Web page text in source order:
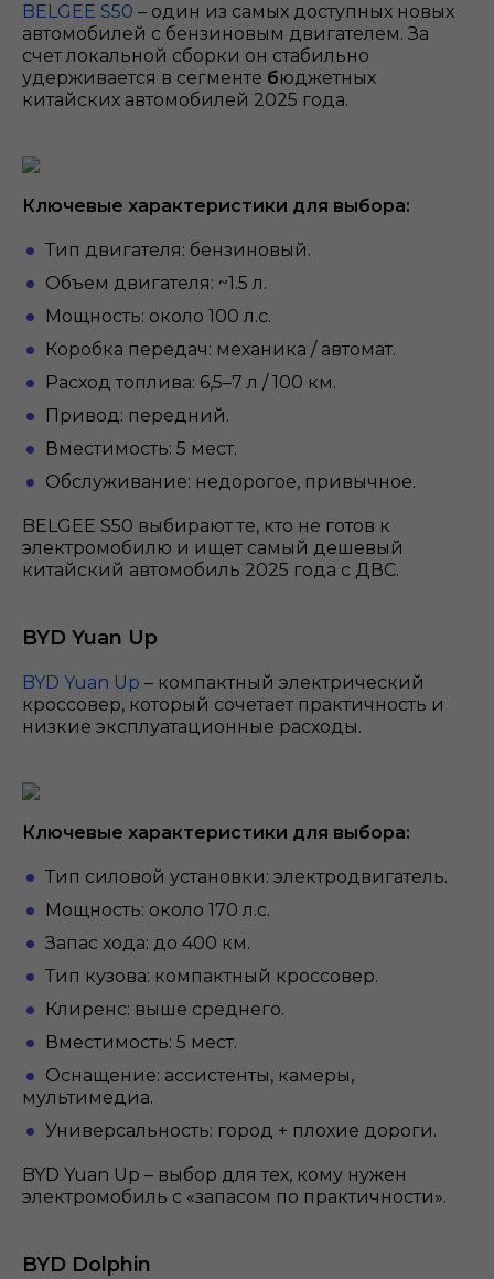
BELGEE S50 – один из самых доступных новых
автомобилей с бензиновым двигателем. За
счет локальной сборки он стабильно
удерживается в сегменте бюджетных
китайских автомобилей 2025 года.
Ключевые характеристики для выбора:
Тип двигателя: бензиновый.
Объем двигателя: ~1.5 л.
Мощность: около 100 л.с.
Коробка передач: механика / автомат.
Расход топлива: 6,5–7 л / 100 км.
Привод: передний.
Вместимость: 5 мест.
Обслуживание: недорогое, привычное.
BELGEE S50 выбирают те, кто не готов к
электромобилю и ищет самый дешевый
китайский автомобиль 2025 года с ДВС.
BYD Yuan Up
BYD Yuan Up – компактный электрический
кроссовер, который сочетает практичность и
низкие эксплуатационные расходы.
Ключевые характеристики для выбора:
Тип силовой установки: электродвигатель.
Мощность: около 170 л.с.
Запас хода: до 400 км.
Тип кузова: компактный кроссовер.
Клиренс: выше среднего.
Вместимость: 5 мест.
Оснащение: ассистенты, камеры,
мультимедиа.
Универсальность: город + плохие дороги.
BYD Yuan Up – выбор для тех, кому нужен
электромобиль с «запасом по практичности».
BYD Dolphin